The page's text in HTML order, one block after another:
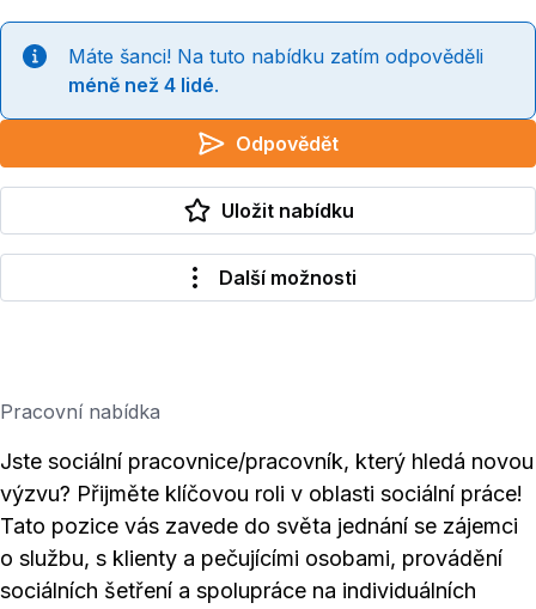
Máte šanci! Na tuto nabídku zatím odpověděli
méně než 4 lidé.
Odpovědět
Uložit nabídku
Další možnosti
Pracovní nabídka
Jste sociální pracovnice/pracovník, který hledá novou
výzvu? Přijměte klíčovou roli v oblasti sociální práce!
Tato pozice vás zavede do světa jednání se zájemci
o službu, s klienty a pečujícími osobami, provádění
sociálních šetření a spolupráce na individuálních